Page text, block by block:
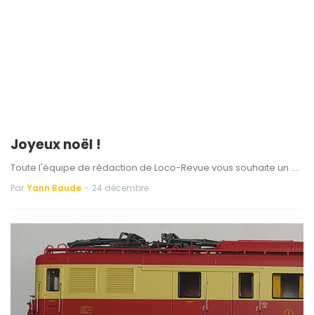
Joyeux noël !
Toute l'équipe de rédaction de Loco-Revue vous souhaite un ....
Par Yann Baude - 24 décembre